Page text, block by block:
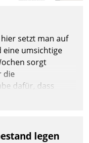
setzt man auf
eine umsichtige
sorgt
die
dafür, dass
so es sein muss,
legen